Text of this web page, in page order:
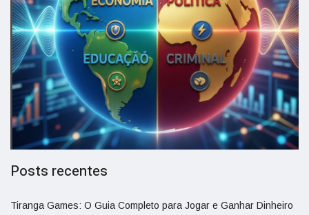
Posts recentes
Tiranga Games: O Guia Completo para Jogar e Ganhar Dinheiro